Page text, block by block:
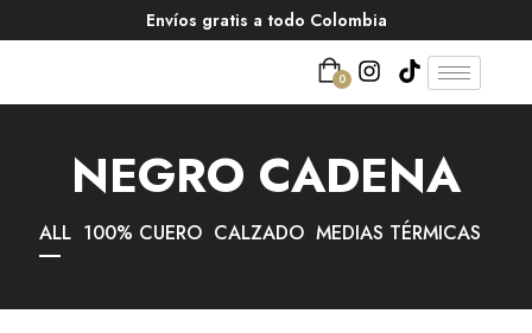
Envíos gratis a todo Colombia
0
NEGRO CADENA
ALL 100% CUERO CALZADO MEDIAS TÉRMICAS